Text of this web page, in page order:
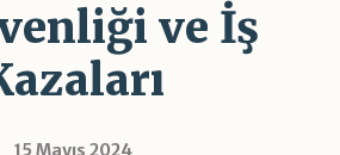
ve İş
15 Mayıs 2024